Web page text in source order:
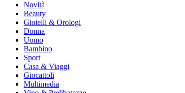
Novità
Beauty
Gioielli & Orologi
Donna
Uomo
Bambino
Sport
Casa & Viaggi
Giocattoli
Multimedia